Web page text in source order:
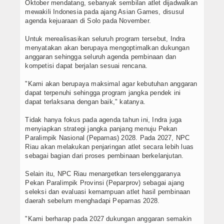
Oktober mendatang, sebanyak sembilan atlet dijadwalkan
mewakili Indonesia pada ajang Asian Games, disusul
agenda kejuaraan di Solo pada November.
Untuk merealisasikan seluruh program tersebut, Indra
menyatakan akan berupaya mengoptimalkan dukungan
anggaran sehingga seluruh agenda pembinaan dan
kompetisi dapat berjalan sesuai rencana.
"Kami akan berupaya maksimal agar kebutuhan anggaran
dapat terpenuhi sehingga program jangka pendek ini
dapat terlaksana dengan baik," katanya.
Tidak hanya fokus pada agenda tahun ini, Indra juga
menyiapkan strategi jangka panjang menuju Pekan
Paralimpik Nasional (Peparnas) 2028. Pada 2027, NPC
Riau akan melakukan penjaringan atlet secara lebih luas
sebagai bagian dari proses pembinaan berkelanjutan.
Selain itu, NPC Riau menargetkan terselenggaranya
Pekan Paralimpik Provinsi (Peparprov) sebagai ajang
seleksi dan evaluasi kemampuan atlet hasil pembinaan
daerah sebelum menghadapi Peparnas 2028.
"Kami berharap pada 2027 dukungan anggaran semakin